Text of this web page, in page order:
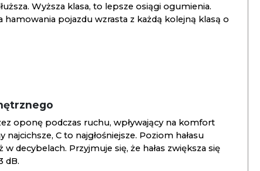
Wyższa klasa, to lepsze osiągi ogumienia.
hamowania pojazdu wzrasta z każdą kolejną klasą o
oponę podczas ruchu, wpływający na komfort
najcichsze, C to najgłośniejsze. Poziom hałasu
decybelach. Przyjmuje się, że hałas zwiększa się
dB.